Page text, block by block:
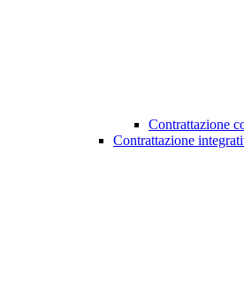
Contrattazione
Contrattazione